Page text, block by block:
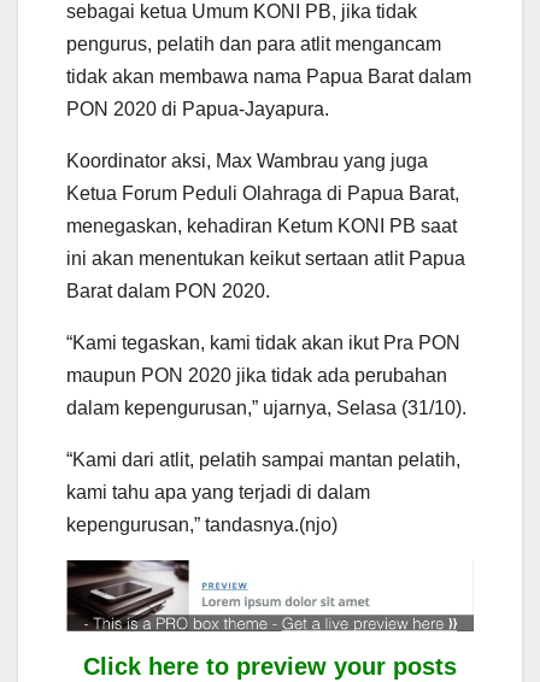
sebagai ketua Umum KONI PB, jika tidak
pengurus, pelatih dan para atlit mengancam
tidak akan membawa nama Papua Barat dalam
PON 2020 di Papua-Jayapura.
Koordinator aksi, Max Wambrau yang juga
Ketua Forum Peduli Olahraga di Papua Barat,
menegaskan, kehadiran Ketum KONI PB saat
ini akan menentukan keikut sertaan atlit Papua
Barat dalam PON 2020.
“Kami tegaskan, kami tidak akan ikut Pra PON
maupun PON 2020 jika tidak ada perubahan
dalam kepengurusan,” ujarnya, Selasa (31/10).
“Kami dari atlit, pelatih sampai mantan pelatih,
kami tahu apa yang terjadi di dalam
kepengurusan,” tandasnya.(njo)
Click here to preview your posts